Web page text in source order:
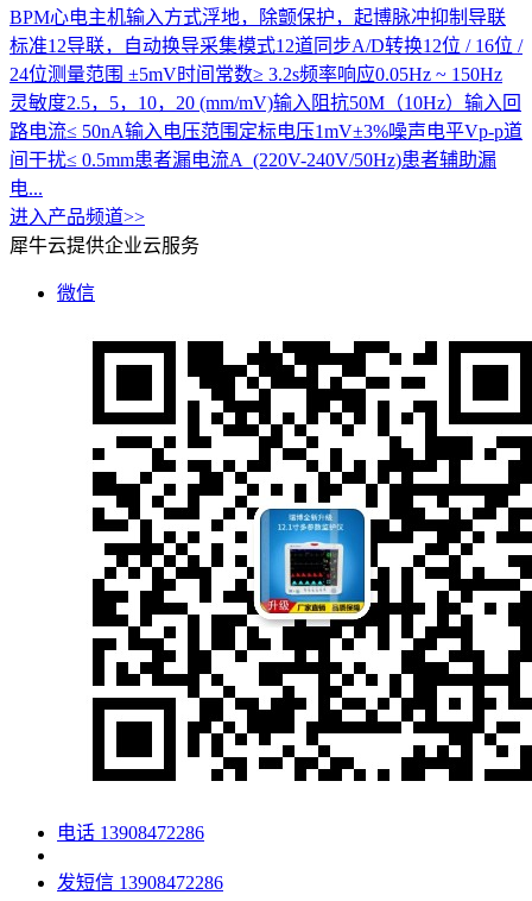
BPM心电主机输入方式浮地，除颤保护，起博脉冲抑制导联
标准12导联，自动换导采集模式12道同步A/D转换12位 / 16位 /
24位测量范围 ±5mV时间常数≥ 3.2s频率响应0.05Hz ~ 150Hz
灵敏度2.5，5，10，20 (mm/mV)输入阻抗50M（10Hz）输入回
路电流≤ 50nA输入电压范围定标电压1mV±3%噪声电平Vp-p道
间干扰≤ 0.5mm患者漏电流A (220V-240V/50Hz)患者辅助漏
电...
进入产品频道>>
犀牛云提供企业云服务
微信
电话 13908472286
发短信 13908472286